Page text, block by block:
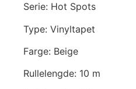
Serie: Hot Spots
Type: Vinyltapet
Farge: Beige
Rullelengde: 10 m